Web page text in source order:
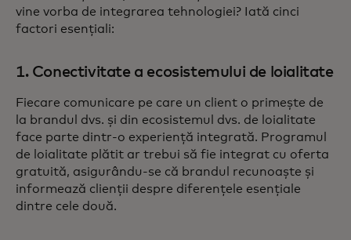
vine vorba de integrarea tehnologiei? Iată cinci
factori esențiali:
1. Conectivitate a ecosistemului de loialitate
Fiecare comunicare pe care un client o primește de
la brandul dvs. și din ecosistemul dvs. de loialitate
face parte dintr-o experiență integrată. Programul
de loialitate plătit ar trebui să fie integrat cu oferta
gratuită, asigurându-se că brandul recunoaște și
informează clienții despre diferențele esențiale
dintre cele două.